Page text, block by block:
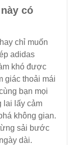
có
chỉ muốn
adidas
khó được
giác thoải mái
bạn mọi
lai lấy cảm
không gian.
sải bước
dài.